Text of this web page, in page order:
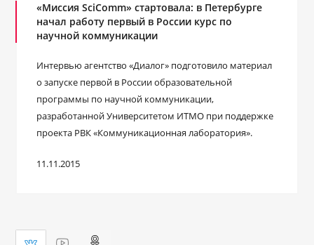
«Миссия SciComm» стартовала: в Петербурге
начал работу первый в России курс по
научной коммуникации
Интервью агентство «Диалог» подготовило материал
о запуске первой в России образовательной
программы по научной коммуникации,
разработанной Университетом ИТМО при поддержке
проекта РВК «Коммуникационная лаборатория».
11.11.2015